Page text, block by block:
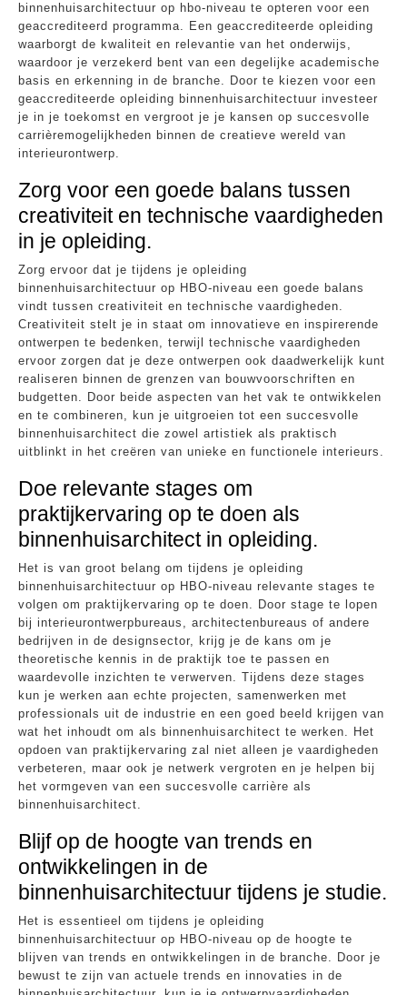
binnenhuisarchitectuur op hbo-niveau te opteren voor een
geaccrediteerd programma. Een geaccrediteerde opleiding
waarborgt de kwaliteit en relevantie van het onderwijs,
waardoor je verzekerd bent van een degelijke academische
basis en erkenning in de branche. Door te kiezen voor een
geaccrediteerde opleiding binnenhuisarchitectuur investeer
je in je toekomst en vergroot je je kansen op succesvolle
carrièremogelijkheden binnen de creatieve wereld van
interieurontwerp.
Zorg voor een goede balans tussen
creativiteit en technische vaardigheden
in je opleiding.
Zorg ervoor dat je tijdens je opleiding
binnenhuisarchitectuur op HBO-niveau een goede balans
vindt tussen creativiteit en technische vaardigheden.
Creativiteit stelt je in staat om innovatieve en inspirerende
ontwerpen te bedenken, terwijl technische vaardigheden
ervoor zorgen dat je deze ontwerpen ook daadwerkelijk kunt
realiseren binnen de grenzen van bouwvoorschriften en
budgetten. Door beide aspecten van het vak te ontwikkelen
en te combineren, kun je uitgroeien tot een succesvolle
binnenhuisarchitect die zowel artistiek als praktisch
uitblinkt in het creëren van unieke en functionele interieurs.
Doe relevante stages om
praktijkervaring op te doen als
binnenhuisarchitect in opleiding.
Het is van groot belang om tijdens je opleiding
binnenhuisarchitectuur op HBO-niveau relevante stages te
volgen om praktijkervaring op te doen. Door stage te lopen
bij interieurontwerpbureaus, architectenbureaus of andere
bedrijven in de designsector, krijg je de kans om je
theoretische kennis in de praktijk toe te passen en
waardevolle inzichten te verwerven. Tijdens deze stages
kun je werken aan echte projecten, samenwerken met
professionals uit de industrie en een goed beeld krijgen van
wat het inhoudt om als binnenhuisarchitect te werken. Het
opdoen van praktijkervaring zal niet alleen je vaardigheden
verbeteren, maar ook je netwerk vergroten en je helpen bij
het vormgeven van een succesvolle carrière als
binnenhuisarchitect.
Blijf op de hoogte van trends en
ontwikkelingen in de
binnenhuisarchitectuur tijdens je studie.
Het is essentieel om tijdens je opleiding
binnenhuisarchitectuur op HBO-niveau op de hoogte te
blijven van trends en ontwikkelingen in de branche. Door je
bewust te zijn van actuele trends en innovaties in de